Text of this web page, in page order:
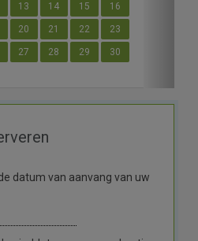
13 14 15 16
20 21 22 23
27 28 29 30
datum van aanvang van uw